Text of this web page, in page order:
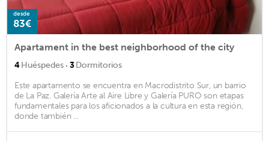
desde
83€
Apartament in the best neighborhood of the city
4Huéspedes · 3Dormitorios
Este apartamento se encuentra en Macrodistrito Sur, un barrio
de La Paz. Galería Arte al Aire Libre y Galería PURO son etapas
fundamentales para los aficionados a la cultura en esta región,
donde también ...